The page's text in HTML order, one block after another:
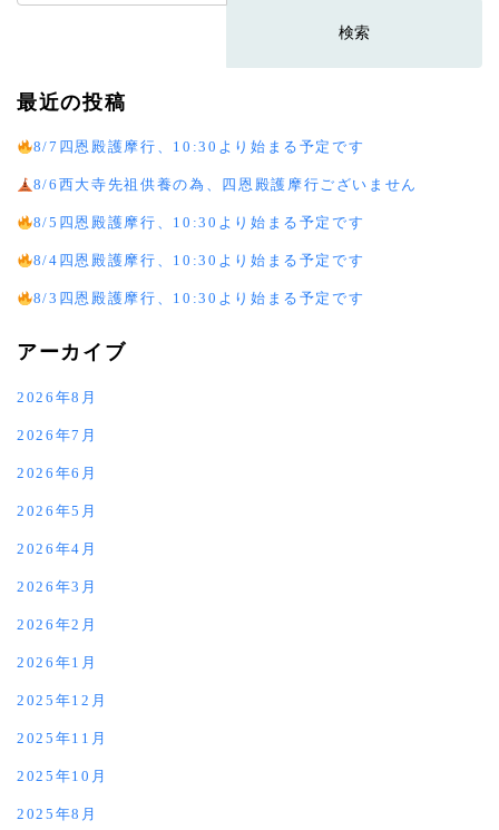
索:
最近の投稿
8/7四恩殿護摩行、10:30より始まる予定です
8/6西大寺先祖供養の為、四恩殿護摩行ございません
8/5四恩殿護摩行、10:30より始まる予定です
8/4四恩殿護摩行、10:30より始まる予定です
8/3四恩殿護摩行、10:30より始まる予定です
アーカイブ
2026年8月
2026年7月
2026年6月
2026年5月
2026年4月
2026年3月
2026年2月
2026年1月
2025年12月
2025年11月
2025年10月
2025年8月